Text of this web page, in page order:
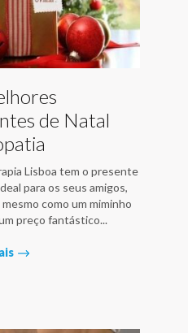
de Natal
Lisboa tem o presente
para os seus amigos,
como um miminho
preço fantástico...